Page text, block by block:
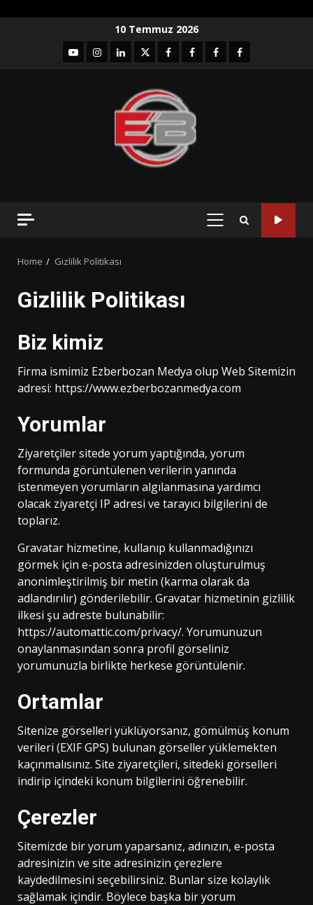
10 Temmuz 2026
YouTubeInstagram
LinkedIntwitterfacebook-Facebook-
Facebook-Facebook-
PRIMARY
Home Gizlilik Politikası
Gizlilik Politikası
Biz kimiz
Firma ismimiz Ezberbozan Medya olup Web Sitemizin
adresi: https://www.ezberbozanmedya.com
Yorumlar
Ziyaretçiler sitede yorum yaptığında, yorum
formunda görüntülenen verilerin yanında
istenmeyen yorumların algılanmasına yardımcı
olacak ziyaretçi IP adresi ve tarayıcı bilgilerini de
toplarız.
Gravatar hizmetine, kullanıp kullanmadığınızı
görmek için e-posta adresinizden oluşturulmuş
anonimleştirilmiş bir metin (karma olarak da
adlandırılır) gönderilebilir. Gravatar hizmetinin gizlilik
ilkesi şu adreste bulunabilir:
https://automattic.com/privacy/. Yorumunuzun
onaylanmasından sonra profil görseliniz
yorumunuzla birlikte herkese görüntülenir.
Ortamlar
Sitenize görselleri yüklüyorsanız, gömülmüş konum
verileri (EXIF GPS) bulunan görseller yüklemekten
kaçınmalısınız. Site ziyaretçileri, sitedeki görselleri
indirip içindeki konum bilgilerini öğrenebilir.
Çerezler
Sitemizde bir yorum yaparsanız, adınızın, e-posta
adresinizin ve site adresinizin çerezlere
kaydedilmesini seçebilirsiniz. Bunlar size kolaylık
sağlamak içindir. Böylece başka bir yorum